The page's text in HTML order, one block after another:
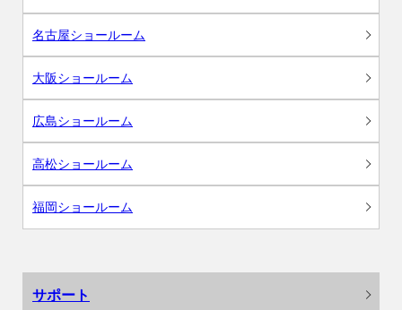
名古屋ショールーム
大阪ショールーム
広島ショールーム
高松ショールーム
福岡ショールーム
サポート